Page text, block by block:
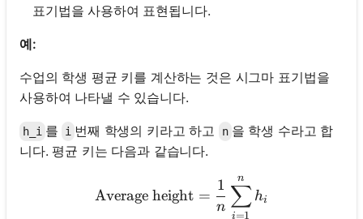
표기법을 사용하여 표현됩니다.
예:
수업의 학생 평균 키를 계산하는 것은 시그마 표기법을
사용하여 나타낼 수 있습니다.
h_i 를 i 번째 학생의 키라고 하고 n 을 학생 수라고 합
니다. 평균 키는 다음과 같습니다.
\text{Average height}
Average height =
n
1
i=1
∑
n
hi